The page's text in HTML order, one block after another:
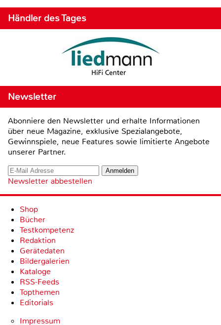
Händler des Tages
Newsletter
Abonniere den Newsletter und erhalte Informationen
über neue Magazine, exklusive Spezialangebote,
Gewinnspiele, neue Features sowie limitierte Angebote
unserer Partner.
Newsletter abbestellen
Shop
Bücher
Testkompetenz
Redaktion
Gerätedaten
Bildergalerien
Kataloge
RSS-Feeds
Topthemen
Editorials
Impressum